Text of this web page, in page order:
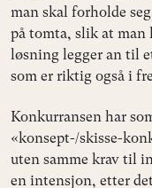
man skal forholde
på tomta, slik at man
løsning legger an til
som er riktig også i
Konkurransen har
«konsept-/skisse-
uten samme krav til
en intensjon, etter